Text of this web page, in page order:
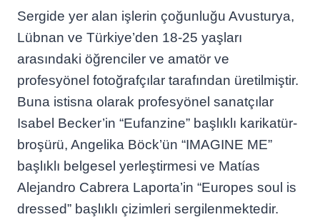
Sergide yer alan işlerin çoğunluğu Avusturya,
Lübnan ve Türkiye’den 18-25 yaşları
arasındaki öğrenciler ve amatör ve
profesyönel fotoğrafçılar tarafından üretilmiştir.
Buna istisna olarak profesyönel sanatçılar
Isabel Becker’in “Eufanzine” başlıklı karikatür-
broşürü, Angelika Böck’ün “IMAGINE ME”
başlıklı belgesel yerleştirmesi ve Matías
Alejandro Cabrera Laporta’in “Europes soul is
dressed” başlıklı çizimleri sergilenmektedir.